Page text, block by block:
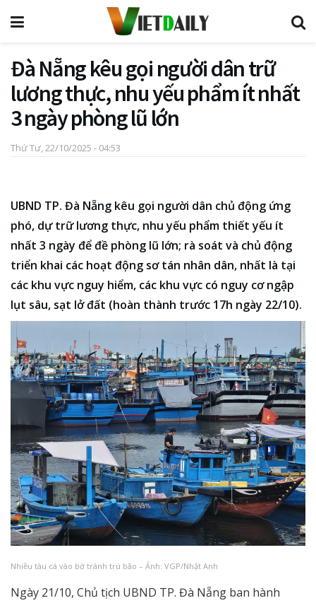
Đà Nẵng kêu gọi người dân trữ
lương thực, nhu yếu phẩm ít nhất
3 ngày phòng lũ lớn
Thứ Tư, 22/10/2025 - 04:53
UBND TP. Đà Nẵng kêu gọi người dân chủ động ứng
phó, dự trữ lương thực, nhu yếu phẩm thiết yếu ít
nhất 3 ngày để đề phòng lũ lớn; rà soát và chủ động
triển khai các hoạt động sơ tán nhân dân, nhất là tại
các khu vực nguy hiểm, các khu vực có nguy cơ ngập
lụt sâu, sạt lở đất (hoàn thành trước 17h ngày 22/10).
Nhiều tàu cá vào bờ tránh trú bão – Ảnh: VGP/Nhật Anh
Ngày 21/10, Chủ tịch UBND TP. Đà Nẵng ban hành